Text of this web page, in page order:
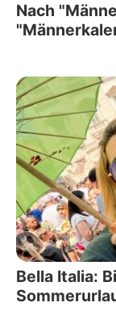
Nach
Bella Italia: